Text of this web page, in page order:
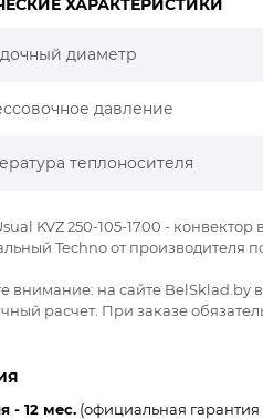
ХАРАКТЕРИСТИКИ
диаметр
давление
теплоносителя
KVZ 250-105-1700 -
Techno от производителя
внимание: на сайте
расчет. При заказе
- 12 мес. (официальная гарантия